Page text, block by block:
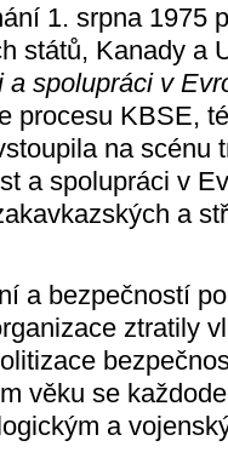
1. srpna 1975
států, Kanady a
a spolupráci v
procesu KBSE,
na scénu
a spolupráci v
a
a bezpečností
ztratily
věku se
a